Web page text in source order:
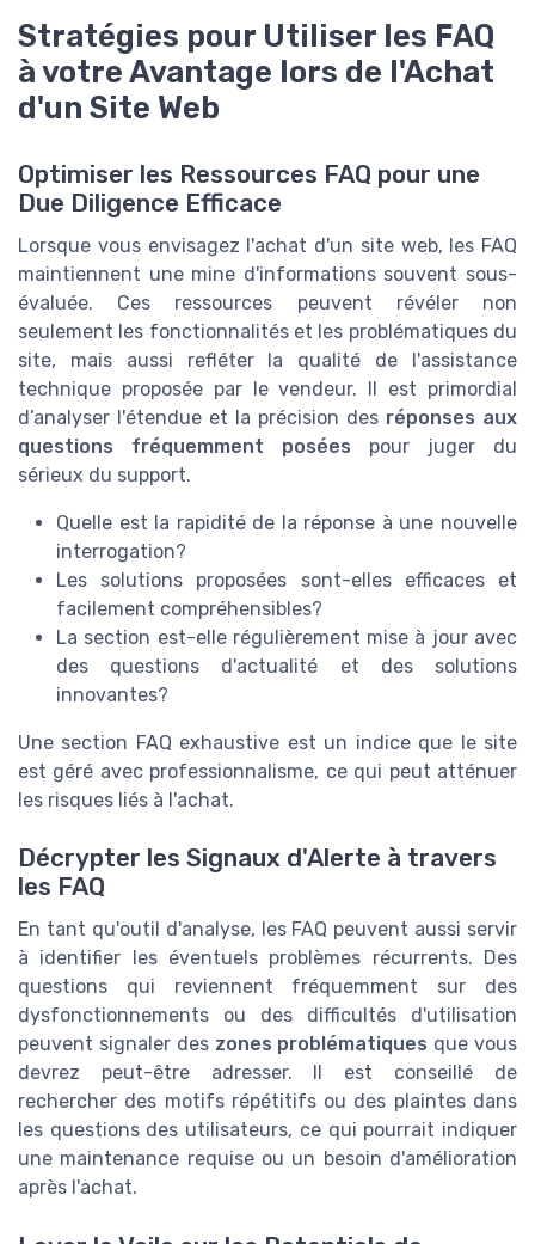
Stratégies pour Utiliser les FAQ
à votre Avantage lors de l'Achat
d'un Site Web
Optimiser les Ressources FAQ pour une
Due Diligence Efficace
Lorsque vous envisagez l'achat d'un site web, les FAQ
maintiennent une mine d'informations souvent sous-
évaluée. Ces ressources peuvent révéler non
seulement les fonctionnalités et les problématiques du
site, mais aussi refléter la qualité de l'assistance
technique proposée par le vendeur. Il est primordial
d’analyser l'étendue et la précision des réponses aux
questions fréquemment posées pour juger du
sérieux du support.
Quelle est la rapidité de la réponse à une nouvelle
interrogation?
Les solutions proposées sont-elles efficaces et
facilement compréhensibles?
La section est-elle régulièrement mise à jour avec
des questions d'actualité et des solutions
innovantes?
Une section FAQ exhaustive est un indice que le site
est géré avec professionnalisme, ce qui peut atténuer
les risques liés à l'achat.
Décrypter les Signaux d'Alerte à travers
les FAQ
En tant qu'outil d'analyse, les FAQ peuvent aussi servir
à identifier les éventuels problèmes récurrents. Des
questions qui reviennent fréquemment sur des
dysfonctionnements ou des difficultés d'utilisation
peuvent signaler des zones problématiques que vous
devrez peut-être adresser. Il est conseillé de
rechercher des motifs répétitifs ou des plaintes dans
les questions des utilisateurs, ce qui pourrait indiquer
une maintenance requise ou un besoin d'amélioration
après l'achat.